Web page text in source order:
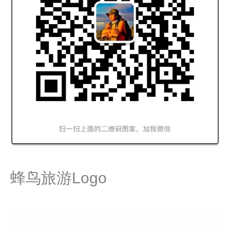
蜂鸟旅游Logo